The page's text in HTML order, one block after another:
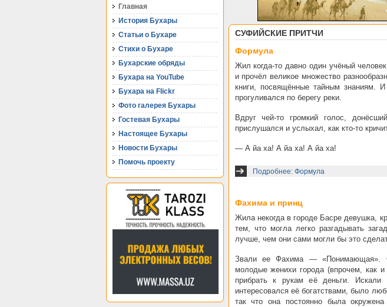
Главная
История Бухары
Статьи о Бухаре
Стихи о Бухаре
Бухарские обряды
Бухара на YouTube
Бухара на Flickr
Фото галерея Бухары
Гостевая Бухары
Настоящее Бухары
Новости Бухары
Помочь проекту
СУФИЙСКИЕ ПРИТЧИ
Формула
Жил когда-то давно один учёный
и прочёл великое множество
книги, посвящённые тайным знаниям.
прогуливался по берегу реки.
Вдруг чей-то громкий голос,
прислушался и услыхал, как кто-то
— А йа ха! А йа ха! А йа ха!
Подробнее: Формула
Фахима и принц
Жила некогда в городе Басре девушка,
тем, что могла легко разгадывать
лучше, чем они сами могли бы это
Звали ее Фахима — «Понимающая».
молодые женихи города (впрочем, как
прибрать к рукам её деньги.
интересовался её богатствами, было
так что она постоянно была